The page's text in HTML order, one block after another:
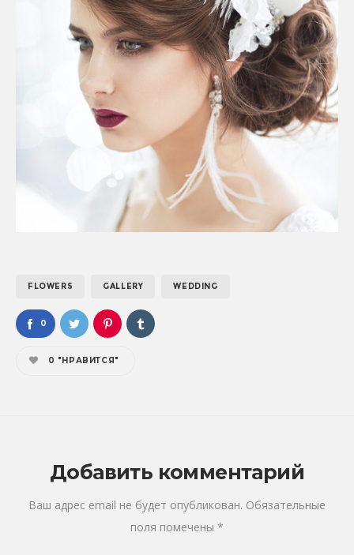
FLOWERS GALLERY WEDDING
0
0 "НРАВИТСЯ"
Добавить комментарий
Ваш адрес email не будет опубликован. Обязательные
поля помечены *